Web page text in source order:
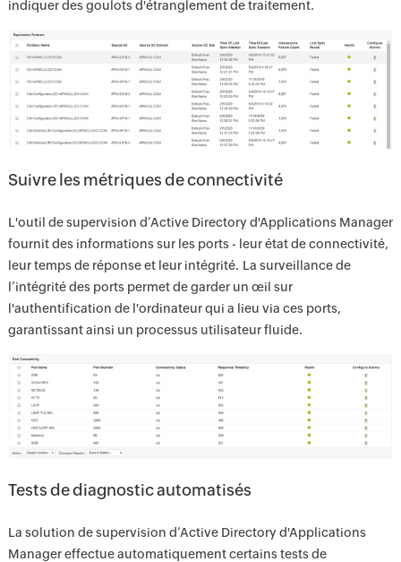
indiquer des goulots d'étranglement de traitement.
Suivre les métriques de connectivité
L'outil de supervision d’Active Directory d'Applications Manager
fournit des informations sur les ports - leur état de connectivité,
leur temps de réponse et leur intégrité. La surveillance de
l’intégrité des ports permet de garder un œil sur
l'authentification de l'ordinateur qui a lieu via ces ports,
garantissant ainsi un processus utilisateur fluide.
Tests de diagnostic automatisés
La solution de supervision d’Active Directory d'Applications
Manager effectue automatiquement certains tests de